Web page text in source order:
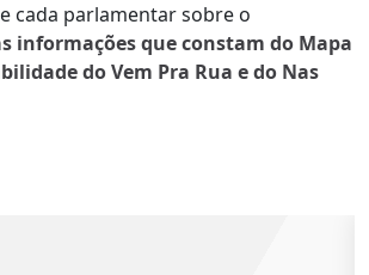
cada parlamentar sobre o
informações que constam do Mapa
do Vem Pra Rua e do Nas